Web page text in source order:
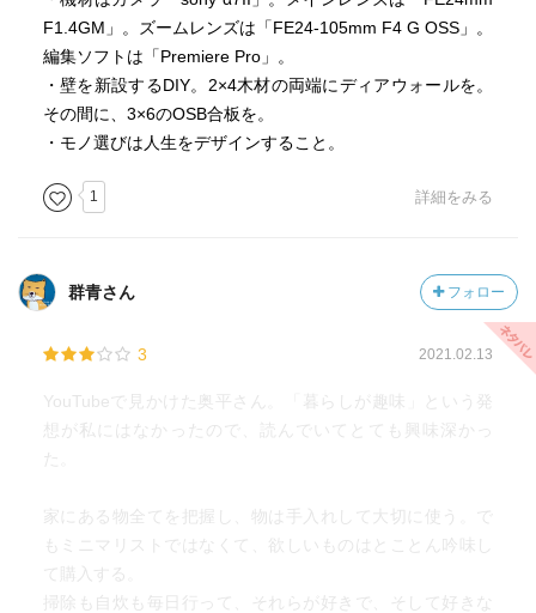
F1.4GM」。ズームレンズは「FE24-105mm F4 G OSS」。
編集ソフトは「Premiere Pro」。
・壁を新設するDIY。2×4木材の両端にディアウォールを。
その間に、3×6のOSB合板を。
・モノ選びは人生をデザインすること。
1 詳細をみる
群青さん フォロー
3 2021.02.13
YouTubeで見かけた奥平さん。「暮らしが趣味」という発
想が私にはなかったので、読んでいてとても興味深かっ
た。
家にある物全てを把握し、物は手入れして大切に使う。で
もミニマリストではなくて、欲しいものはとことん吟味し
て購入する。
掃除も自炊も毎日行って、それらが好きで、そして好きな